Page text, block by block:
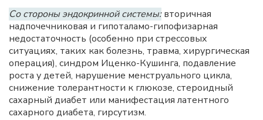
Со стороны эндокринной системы:вторичная
надпочечниковая и гипоталамо-гипофизарная
недостаточность (особенно при стрессовых
ситуациях, таких как болезнь, травма, хирургическая
операция), синдром Иценко-Кушинга, подавление
роста у детей, нарушение менструального цикла,
снижение толерантности к глюкозе, стероидный
сахарный диабет или манифестация латентного
сахарного диабета, гирсутизм.